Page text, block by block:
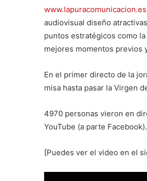
www.lapuracomunicacion.es
audiovisual diseño
puntos estratégicos como
mejores momentos previos
En el primer directo de la
misa hasta pasar la Virgen
4970 personas vieron en
YouTube (a parte Facebook).
[Puedes ver el video en el